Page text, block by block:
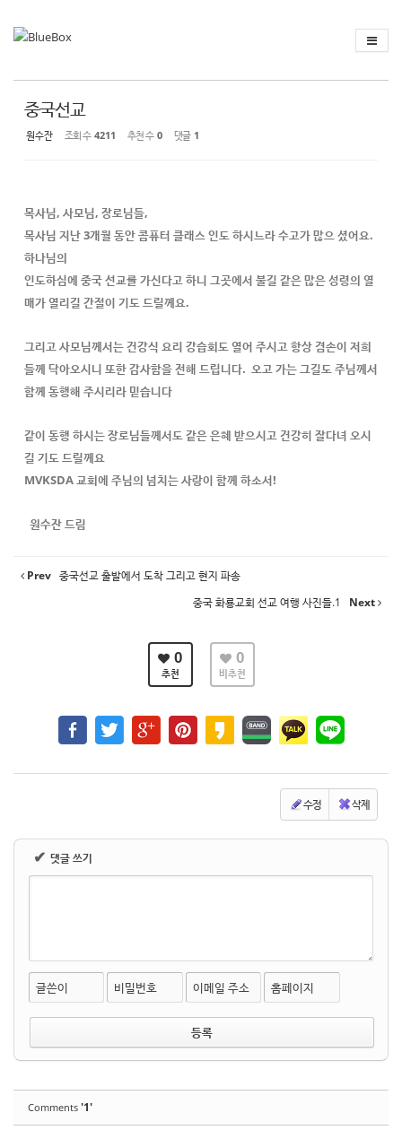
중국선교
원수잔 조회 수 4211 추천 수 0 댓글 1
목사님, 사모님, 장로님들,
목사님 지난 3개월 동안 콤퓨터 클래스 인도 하시느라 수고가 많으 셨어요.
하나님의
인도하심에 중국 선교를 가신다고 하니 그곳에서 불길 같은 많은 성령의 열
매가 열리길 간절이 기도 드릴께요.
그리고 사모님께서는 건강식 요리 강습회도 열어 주시고 항상 겸손이 저희
들께 닥아오시니 또한 감사함을 전해 드립니다. 오고 가는 그길도 주님께서
함께 동행해 주시리라 믿습니다
같이 동행 하시는 장로님들께서도 같은 은혜 받으시고 건강히 잘다녀 오시
길 기도 드릴께요
MVKSDA 교회에 주님의 넘치는 사랑이 함께 하소서!
원수잔 드림
Prev 중국선교 출발에서 도착 그리고 현지 파송
중국 화룡교회 선교 여행 사진들.1
Next
0
추천
0
비추천
수정 삭제
✔ 댓글 쓰기
글쓴이 비밀번호 이메일 주소 홈페이지
Comments '1'
스케치북5
스케치북5